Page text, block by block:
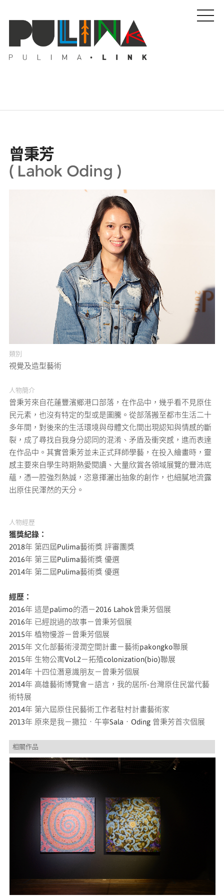
藝壇人物
原住民族文化藝術補助成果專區
展演櫥窗
關於我們
曾秉芳
( Lahok Oding )
類別
視覺及造型藝術
人物簡介
曾秉芳來自花蓮豐濱鄉港口部落，在作品中，幾乎看不見原住
民元素，也沒有特定的型或是圖騰。從部落搬至都市生活二十
多年間，對後來的生活環境與母體文化間出現認知與情感的斷
裂，成了尋找自我身分認同的混淆、矛盾及衝突感，進而表達
在作品中。其實曾秉芳並未正式拜師學藝，在投入繪畫時，靈
感主要來自學生時期熱愛閱讀、大量欣賞各領域展覽的豐沛底
蘊，憑一腔強烈熱誠，恣意揮灑出抽象的創作，也細膩地流露
出原住民渾然的天分。
人物經歷
獲獎紀錄：
2018年 第四屆Pulima藝術獎 評審團獎
2016年 第三屆Pulima藝術獎 優選
2014年 第二屆Pulima藝術獎 優選
經歷：
2016年 這是palimo的酒－2016 Lahok曾秉芳個展
2016年 已經說過的故事－曾秉芳個展
2015年 植物慢游－曾秉芳個展
2015年 文化部藝術浸潤空間計畫－藝術pakongko聯展
2015年 生物公寓Vol.2－拓殖colonization(bio)聯展
2014年 十四位潛意識朋友－曾秉芳個展
2014年 高雄藝術博覽會－語言，我的居所-台灣原住民當代藝
術特展
2014年 第六屆原住民藝術工作者駐村計畫藝術家
2013年 原來是我－撒拉‧午寧Sala‧Oding 曾秉芳首次個展
相關作品